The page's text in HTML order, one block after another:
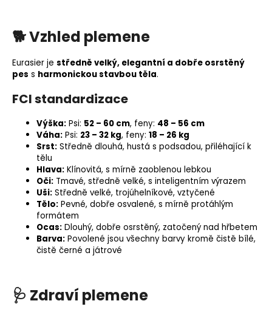
🐕Vzhled plemene
Eurasier je středně velký, elegantní a dobře osrstěný
pes s harmonickou stavbou těla.
FCI standardizace
Výška: Psi: 52 – 60 cm, feny: 48 – 56 cm
Váha: Psi: 23 – 32 kg, feny: 18 – 26 kg
Srst: Středně dlouhá, hustá s podsadou, přiléhající k
tělu
Hlava: Klínovitá, s mírně zaoblenou lebkou
Oči: Tmavé, středně velké, s inteligentním výrazem
Uši: Středně velké, trojúhelníkové, vztyčené
Tělo: Pevné, dobře osvalené, s mírně protáhlým
formátem
Ocas: Dlouhý, dobře osrstěný, zatočený nad hřbetem
Barva: Povolené jsou všechny barvy kromě čistě bílé,
čistě černé a játrové
🩺 Zdraví plemene